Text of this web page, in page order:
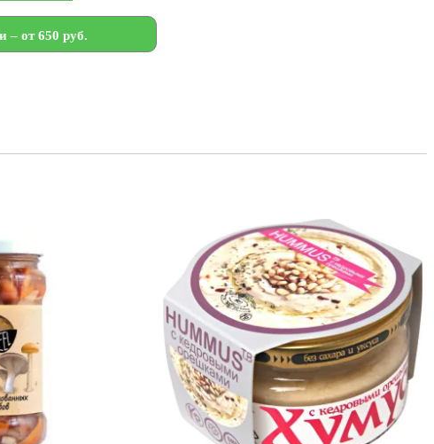
– от 650 руб.